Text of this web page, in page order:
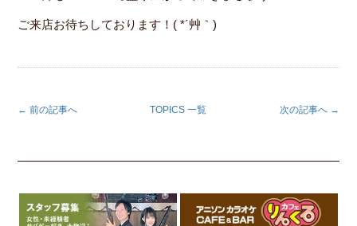
ご来店お待ちしております！( *´艸｀)
← 前の記事へ 次の記事へ →
TOPICS 一覧